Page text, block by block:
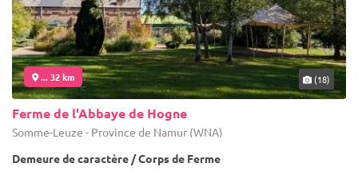
... 32 km (18)
Ferme de l'Abbaye de Hogne
Somme-Leuze - Province de Namur (WNA)
Demeure de caractère / Corps de Ferme